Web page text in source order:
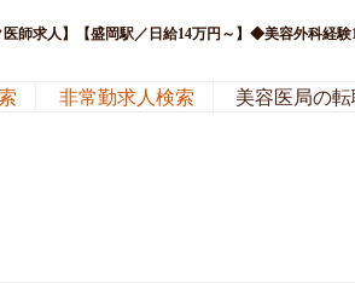
医師求人】【盛岡駅／日給14万円～】◆美容外科経
非常勤求人検索 美容医局の